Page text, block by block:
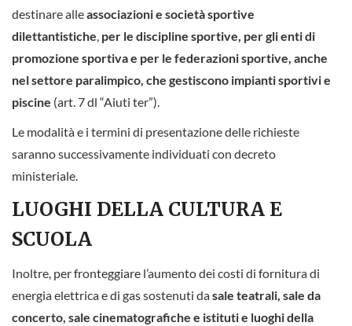
destinare alleassociazioni e società sportive
dilettantistiche per le discipline sportive, per gli enti di
promozione sportiva e per le federazioni sportive, anche
nel settore paralimpico, che gestiscono impianti sportivi e
piscine (art. 7 dl “Aiuti ter”).
Le modalità e i termini di presentazione delle richieste
saranno successivamente individuati con decreto
ministeriale.
LUOGHI DELLA CULTURA E
SCUOLA
Inoltre, per fronteggiare l’aumento dei costi di fornitura di
energia elettrica e di gas sostenuti dasale teatrali, sale da
concerto, sale cinematografiche e istituti e luoghi della